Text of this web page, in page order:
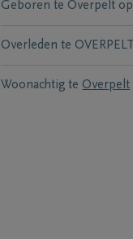
Geboren te Overpelt op
Overleden te OVERPELT
Woonachtig te Overpelt